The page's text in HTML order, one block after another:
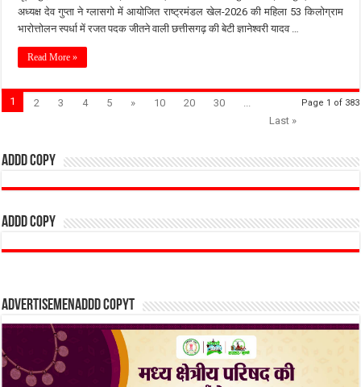
अध्यक्ष देव गुप्ता ने ग्लासगो में आयोजित राष्ट्रमंडल खेल-2026 की महिला 53 किलोग्राम
भारोत्तोलन स्पर्धा में रजत पदक जीतने वाली छत्तीसगढ़ की बेटी ज्ञानेश्वरी यादव …
Read More »
Page 1 of 383
1 2 3 4 5 » 10 20 30
Last »
addd copy
addd copy
Advertisemenaddd copyt